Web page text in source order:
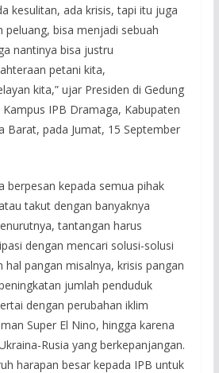
kesulitan, ada krisis, tapi itu juga
peluang, bisa menjadi sebuah
nantinya bisa justru
petani kita,
kita,” ujar Presiden di Gedung
Kampus IPB Dramaga, Kabupaten
Barat, pada Jumat, 15 September
berpesan kepada semua pihak
takut dengan banyaknya
tantangan harus
dengan mencari solusi-solusi
pangan misalnya, krisis pangan
jumlah penduduk
dengan perubahan iklim
Super El Nino, hingga karena
Rusia yang berkepanjangan.
harapan besar kepada IPB untuk